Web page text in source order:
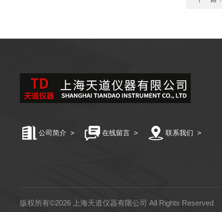
公司简介 > 在线留言 > 联系我们 >
版权所有©2026 上海天道仪器有限公司 All Rights Reserved